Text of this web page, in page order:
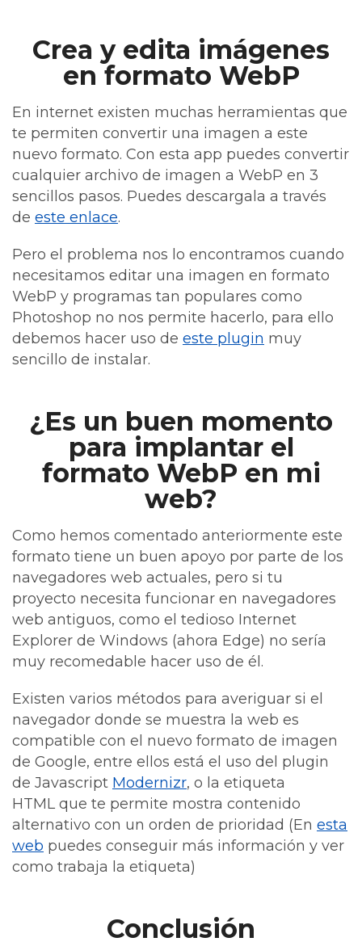
Crea y edita imágenes
en formato WebP
En internet existen muchas herramientas que
te permiten convertir una imagen a este
nuevo formato. Con esta app puedes convertir
cualquier archivo de imagen a WebP en 3
sencillos pasos. Puedes descargala a través
de este enlace.
Pero el problema nos lo encontramos cuando
necesitamos editar una imagen en formato
WebP y programas tan populares como
Photoshop no nos permite hacerlo, para ello
debemos hacer uso de este plugin muy
sencillo de instalar.
¿Es un buen momento
para implantar el
formato WebP en mi
web?
Como hemos comentado anteriormente este
formato tiene un buen apoyo por parte de los
navegadores web actuales, pero si tu
proyecto necesita funcionar en navegadores
web antiguos, como el tedioso Internet
Explorer de Windows (ahora Edge) no sería
muy recomedable hacer uso de él.
Existen varios métodos para averiguar si el
navegador donde se muestra la web es
compatible con el nuevo formato de imagen
de Google, entre ellos está el uso del plugin
de Javascript Modernizr, o la etiqueta
HTML que te permite mostra contenido
alternativo con un orden de prioridad (En esta
web puedes conseguir más información y ver
como trabaja la etiqueta)
Conclusión